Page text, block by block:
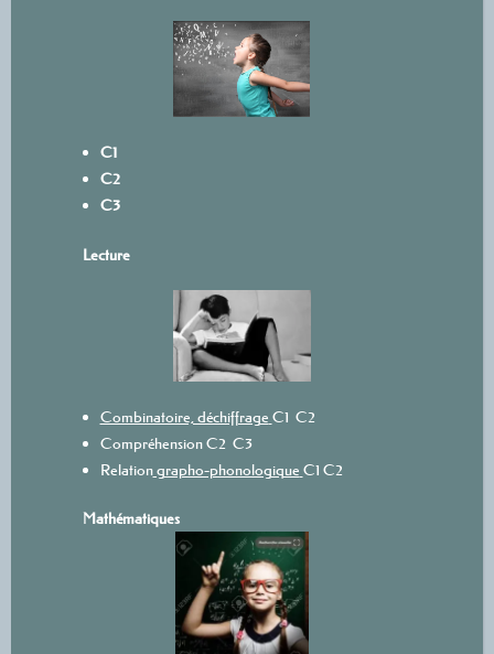
C1
C2
C3
Lecture
Combinatoire, déchiffrage C1 C2
CompréhensionC2 C3
Relationgrapho-phonologique C1 C2
Mathématiques